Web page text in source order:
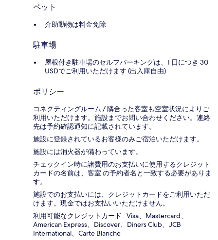
ペット
介助動物は料金免除
駐車場
屋根付き駐車場のセルフパーキングは、1 日につき 30
USDでご利用いただけます (出入庫自由)
ポリシー
コネクティングルーム / 隣合った客室も空室状況によりご
利用いただけます。施設までお問い合わせください。連絡
先は予約確認通知に記載されています。
施設に登録されているお客様のみご宿泊いただけます。
施設には消火器が備わっています。
チェックイン時に諸費用のお支払いに使用するクレジット
カードの名前は、客室 の予約者名と一致する必要がありま
す。
施設でのお支払いには、クレジットカードをご利用いただ
けます。現金ではお支払いいただけません。
利用可能なクレジットカード : Visa、Mastercard、
American Express、Discover、Diners Club、JCB
International、Carte Blanche